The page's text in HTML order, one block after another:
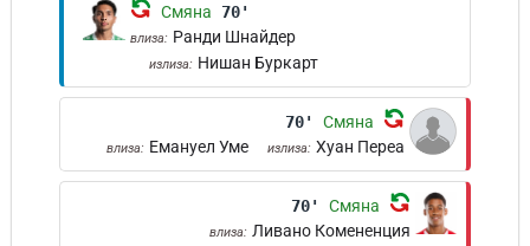
Смяна 70'
влиза: Ранди Шнайдер
излиза: Нишан Буркарт
70' Смяна
влиза: Емануел Уме излиза: Хуан Переа
70' Смяна
влиза: Ливано Комененция